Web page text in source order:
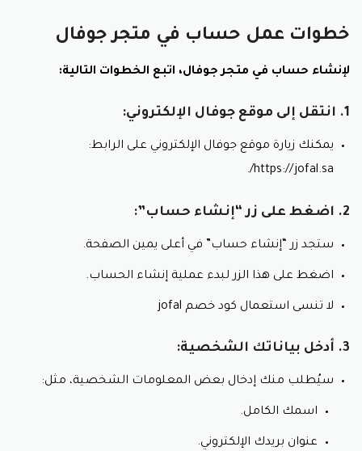
يحسن صحة الجهاز الهضمي.
أحجام العبوات:
250 جرام.
لا تنسى استعمال كود خصم جوفال.
الزعتر:
زعتر بري طبيعي.
يعزز صحة الجهاز الهضمي.
غني بمضادات الأكسدة.
يساعد على خفض ضغط الدم.
يحسن صحة القلب.
لا تنسى استعمال كود خصم جوفيال.
مجفف.
خطوات عمل حساب في متجر جوفال
لإنشاء حساب في متجر جوفال، اتبع الخطوات التالية:
1. انتقل إلى موقع جوفال الإلكتروني:
يمكنك زيارة موقع جوفال الإلكتروني على الرابط:
https://jofal.sa/.
2. اضغط على زر “إنشاء حساب”:
ستجد زر “إنشاء حساب” في أعلى يمين الصفحة.
اضغط على هذا الزر لبدء عملية إنشاء الحساب.
لا تنسى استعمال كود خصم jofal
3. أدخل بياناتك الشخصية:
سيُطلب منك إدخال بعض المعلومات الشخصية، مثل:
اسمك الكامل.
عنوان بريدك الإلكتروني.